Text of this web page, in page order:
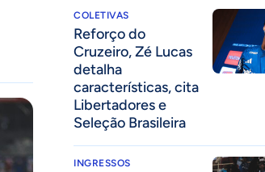
COLETIVAS
⁠Reforço do
Cruzeiro, Zé Lucas
detalha
características, cita
Libertadores e
Seleção Brasileira
INGRESSOS